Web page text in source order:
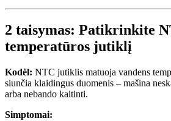
2 taisymas: Patikrinkite
temperatūros jutiklį
Kodėl: NTC jutiklis matuoja vandens
siunčia klaidingus duomenis – mašina
arba nebando kaitinti.
Simptomai: